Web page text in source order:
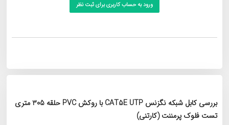
ورود به حساب کاربری برای ثبت نظر
بررسی کابل شبکه نگزنس CAT5E UTP با روکش PVC حلقه 305 متری
تست فلوک پرمننت (کارتنی)